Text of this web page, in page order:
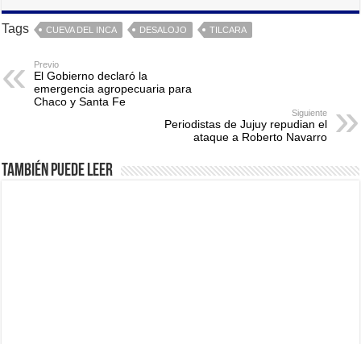
Tags CUEVA DEL INCA DESALOJO TILCARA
Previo
El Gobierno declaró la
emergencia agropecuaria para
Chaco y Santa Fe
Siguiente
Periodistas de Jujuy repudian el
ataque a Roberto Navarro
También puede leer